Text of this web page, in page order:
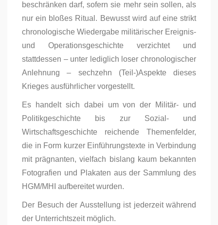
beschränken darf, sofern sie mehr sein sollen, als
nur ein bloßes Ritual. Bewusst wird auf eine strikt
chronologische Wiedergabe militärischer Ereignis-
und Operationsgeschichte verzichtet und
stattdessen – unter lediglich loser chronologischer
Anlehnung – sechzehn (Teil-)Aspekte dieses
Krieges ausführlicher vorgestellt.
Es handelt sich dabei um von der Militär- und
Politikgeschichte bis zur Sozial- und
Wirtschaftsgeschichte reichende Themenfelder,
die in Form kurzer Einführungstexte in Verbindung
mit prägnanten, vielfach bislang kaum bekannten
Fotografien und Plakaten aus der Sammlung des
HGM/MHI aufbereitet wurden.
Der Besuch der Ausstellung ist jederzeit während
der Unterrichtszeit möglich.